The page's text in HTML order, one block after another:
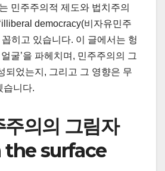
민주주의적 제도와 법치주의
democracy(비자유민주
꼽히고 있습니다. 이 글에서는 헝
굴’을 파헤치며, 민주주의의 그
되었는지, 그리고 그 영향은 무
습니다.
주의의 그림자
surface